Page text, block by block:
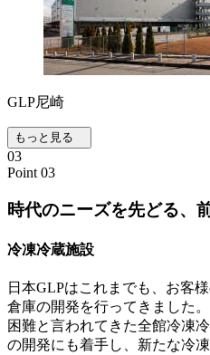
GLP尼崎
GLP東京
もっと見る
03
Point 03
時代のニーズを先どる、
冷凍冷蔵施設
日本GLPはこれまでも、お客
倉庫の開発を行ってきました
困難と言われてきた全館冷凍
の開発にも着手し、新たな冷